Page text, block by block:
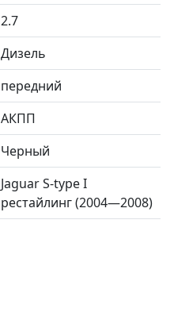
2.7
Дизель
передний
АКПП
Черный
Jaguar S-type I
рестайлинг (2004—2008)